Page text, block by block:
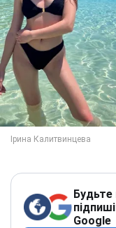
Будьте
Google